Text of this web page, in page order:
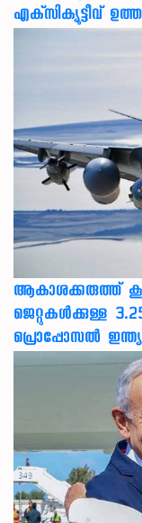
എക്‌സിക്യൂട്ടീവ്
ആകാശക്കരുത്ത്
ജെറ്റുകൾക്കുള്ള
പ്രൊപ്പോസൽ